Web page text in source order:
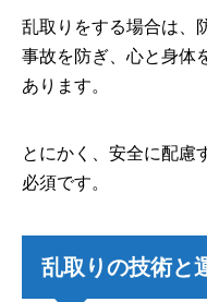
乱取りをする場合は、
事故を防ぎ、心と身体
あります。
とにかく、安全に配慮
必須です。
乱取りの技術と